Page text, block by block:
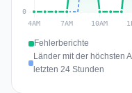
Fehlerberichte
Länder mit der höchsten
letzten 24 Stunden